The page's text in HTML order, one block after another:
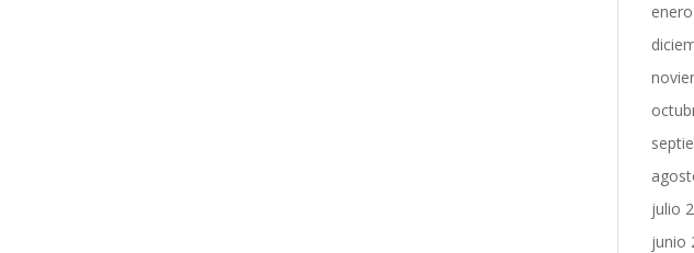
julio
junio